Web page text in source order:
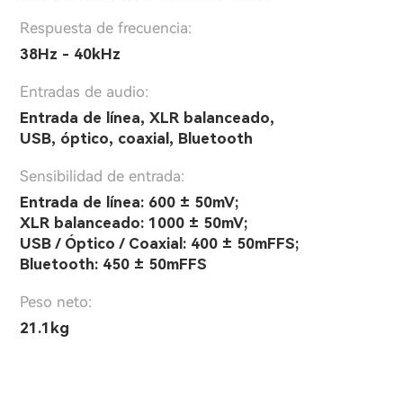
Respuesta de frecuencia:
38Hz - 40kHz
Entradas de audio:
Entrada de línea, XLR balanceado,
USB, óptico, coaxial, Bluetooth
Sensibilidad de entrada:
Entrada de línea: 600 ± 50mV;
XLR balanceado: 1000 ± 50mV;
USB / Óptico / Coaxial: 400 ± 50mFFS;
Bluetooth: 450 ± 50mFFS
Peso neto:
21.1kg